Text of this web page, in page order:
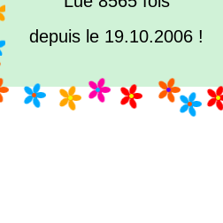
depuis le 19.10.2006 !